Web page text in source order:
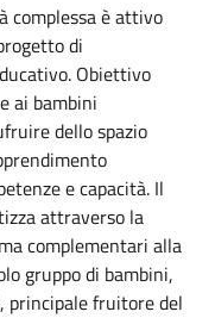
complessa è attivo
di
Obiettivo
ai bambini
dello spazio
e capacità. Il
attraverso la
complementari alla
gruppo di bambini,
principale fruitore del